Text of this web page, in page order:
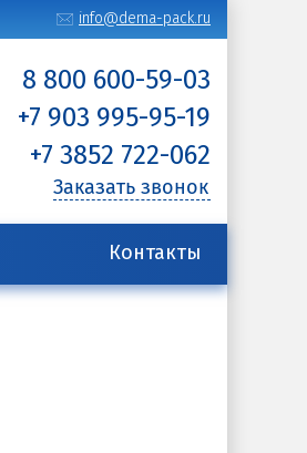
info@dema-pack.ru
8 800 600-59-03
+7 903 995-95-19
+7 3852 722-062
Заказать звонок
Контакты